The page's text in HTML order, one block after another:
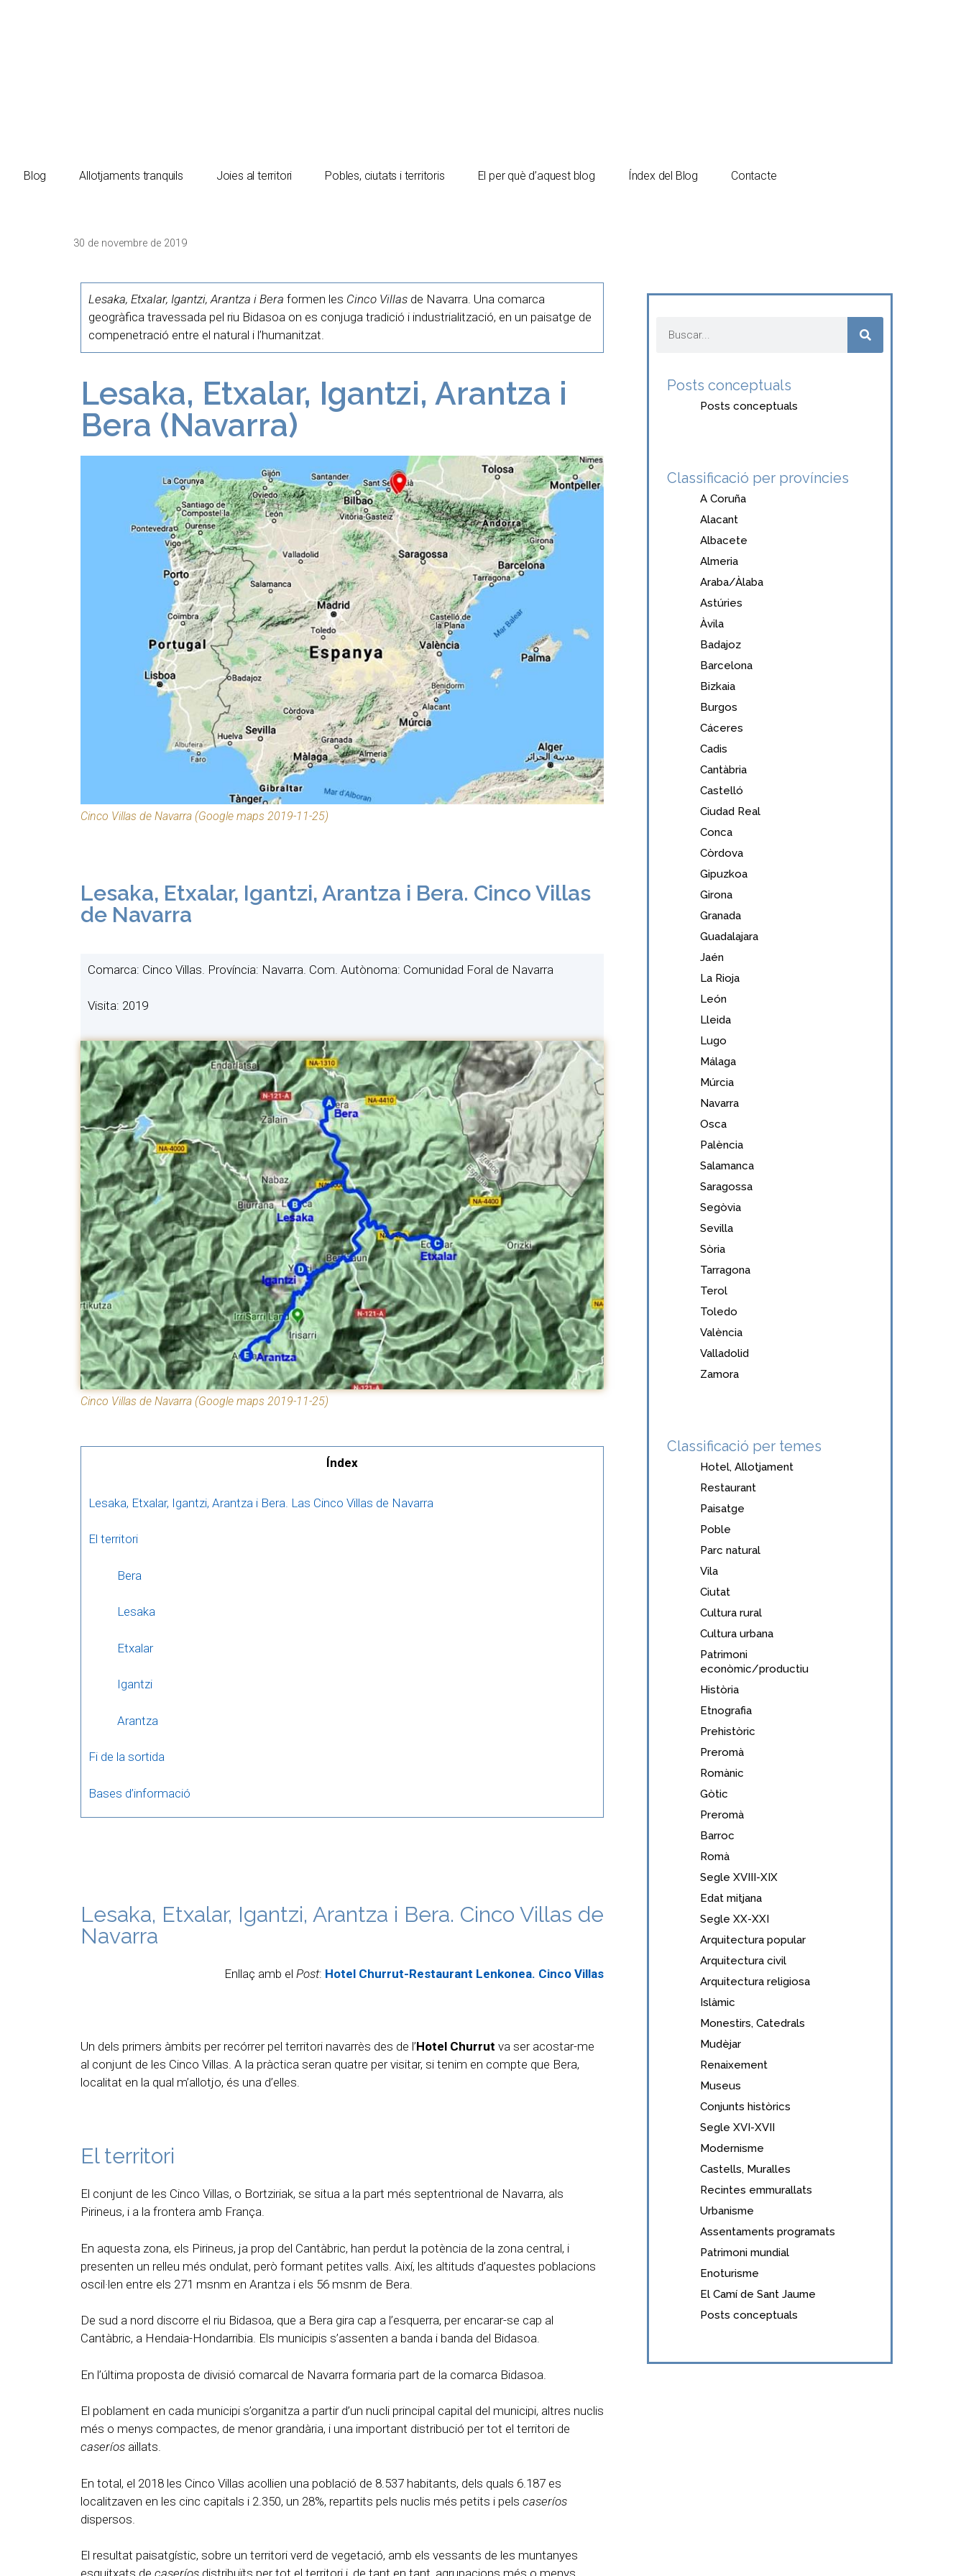
Blog Allotjaments tranquils Joies al territori Pobles, ciutats i territoris El per què d’aquest blog Índex del Blog Contacte
30 de novembre de 2019
Lesaka, Etxalar, Igantzi, Arantza i Bera formen les Cinco Villas de Navarra. Una comarca
geogràfica travessada pel riu Bidasoa on es conjuga tradició i industrialització, en un paisatge de
compenetració entre el natural i l’humanitzat.
Lesaka, Etxalar, Igantzi, Arantza i
Bera (Navarra)
Cinco Villas de Navarra (Google maps 2019-11-25)
Lesaka, Etxalar, Igantzi, Arantza i Bera. Cinco Villas
de Navarra
Comarca: Cinco Villas. Província: Navarra. Com. Autònoma: Comunidad Foral de Navarra
Visita: 2019
Cinco Villas de Navarra (Google maps 2019-11-25)
Índex
Lesaka, Etxalar, Igantzi, Arantza i Bera. Las Cinco Villas de Navarra
El territori
Bera
Lesaka
Etxalar
Igantzi
Arantza
Fi de la sortida
Bases d’informació
Lesaka, Etxalar, Igantzi, Arantza i Bera. Cinco Villas de
Navarra
Enllaç amb el Post: Hotel Churrut-Restaurant Lenkonea. Cinco Villas
Un dels primers àmbits per recórrer pel territori navarrès des de l’Hotel Churrut va ser acostar-me
al conjunt de les Cinco Villas. A la pràctica seran quatre per visitar, si tenim en compte que Bera,
localitat en la qual m’allotjo, és una d’elles.
El territori
El conjunt de les Cinco Villas, o Bortziriak, se situa a la part més septentrional de Navarra, als
Pirineus, i a la frontera amb França.
En aquesta zona, els Pirineus, ja prop del Cantàbric, han perdut la potència de la zona central, i
presenten un relleu més ondulat, però formant petites valls. Així, les altituds d’aquestes poblacions
oscil·len entre els 271 msnm en Arantza i els 56 msnm de Bera.
De sud a nord discorre el riu Bidasoa, que a Bera gira cap a l’esquerra, per encarar-se cap al
Cantàbric, a Hendaia-Hondarribia. Els municipis s’assenten a banda i banda del Bidasoa.
En l’última proposta de divisió comarcal de Navarra formaria part de la comarca Bidasoa.
El poblament en cada municipi s’organitza a partir d’un nucli principal capital del municipi, altres nuclis
més o menys compactes, de menor grandària, i una important distribució per tot el territori de
caseríos aïllats.
En total, el 2018 les Cinco Villas acollien una població de 8.537 habitants, dels quals 6.187 es
localitzaven en les cinc capitals i 2.350, un 28%, repartits pels nuclis més petits i pels caseríos
dispersos.
El resultat paisatgístic, sobre un territori verd de vegetació, amb els vessants de les muntanyes
Posts conceptuals
Posts conceptuals
Classificació per províncies
A Coruña
Alacant
Albacete
Almeria
Araba/Àlaba
Astúries
Àvila
Badajoz
Barcelona
Bizkaia
Burgos
Cáceres
Cadis
Cantàbria
Castelló
Ciudad Real
Conca
Còrdova
Gipuzkoa
Girona
Granada
Guadalajara
Jaén
La Rioja
León
Lleida
Lugo
Málaga
Múrcia
Navarra
Osca
Palència
Salamanca
Saragossa
Segòvia
Sevilla
Sòria
Tarragona
Terol
Toledo
València
Valladolid
Zamora
Classificació per temes
Hotel, Allotjament
Restaurant
Paisatge
Poble
Parc natural
Vila
Ciutat
Cultura rural
Cultura urbana
Patrimoni
econòmic/productiu
Història
Etnografia
Prehistòric
Preromà
Romànic
Gòtic
Preromà
Barroc
Romà
Segle XVIII-XIX
Edat mitjana
Segle XX-XXI
Arquitectura popular
Arquitectura civil
Arquitectura religiosa
Islàmic
Monestirs, Catedrals
Mudèjar
Renaixement
Museus
Conjunts històrics
Segle XVI-XVII
Modernisme
Castells, Muralles
Recintes emmurallats
Urbanisme
Assentaments programats
Patrimoni mundial
Enoturisme
El Camí de Sant Jaume
Posts conceptuals